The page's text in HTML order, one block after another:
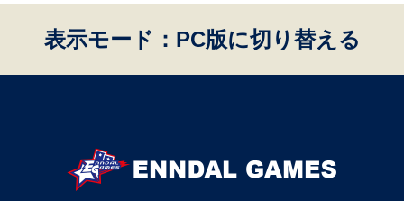
表示モード：PC版に切り替える